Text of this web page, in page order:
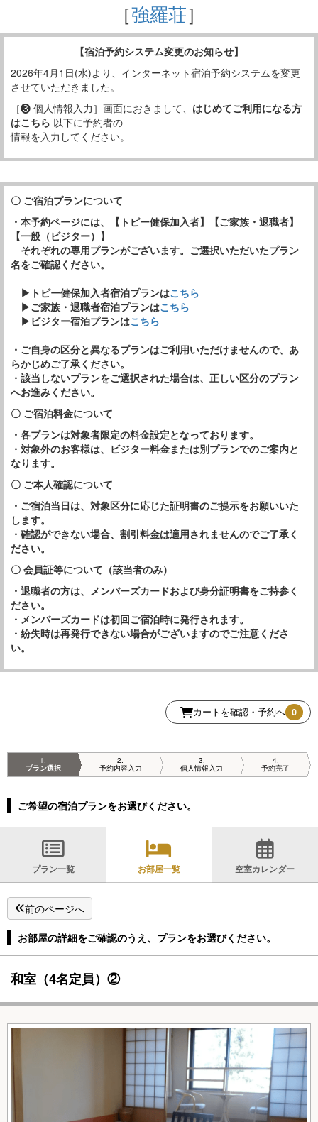
［強羅荘］
【宿泊予約システム変更のお知らせ】
2026年4月1日(水)より、インターネット宿泊予約システムを変更
させていただきました。
［❸ 個人情報入力］画面におきまして、 はじめてご利用になる方
はこちら 以下に予約者の
情報を入力してください。
〇 ご宿泊プランについて
・本予約ページには、【トピー健保加入者】【ご家族・退職者】
【一般（ビジター）】
それぞれの専用プランがございます。ご選択いただいたプラン
名をご確認ください。
▶トピー健保加入者宿泊プランはこちら
▶ご家族・退職者宿泊プランはこちら
▶ビジター宿泊プランはこちら
・ご自身の区分と異なるプランはご利用いただけませんので、あ
らかじめご了承ください。
・該当しないプランをご選択された場合は、正しい区分のプラン
へお進みください。
〇 ご宿泊料金について
・各プランは対象者限定の料金設定となっております。
・対象外のお客様は、ビジター料金または別プランでのご案内と
なります。
〇 ご本人確認について
・ご宿泊当日は、対象区分に応じた証明書のご提示をお願いいた
します。
・確認ができない場合、割引料金は適用されませんのでご了承く
ださい。
〇 会員証等について（該当者のみ）
・退職者の方は、メンバーズカードおよび身分証明書をご持参く
ださい。
・メンバーズカードは初回ご宿泊時に発行されます。
・紛失時は再発行できない場合がございますのでご注意くださ
い。
カートを確認・予約へ 0
1
プラン選択
2
予約内容入力
3
個人情報入力
4
予約完了
ご希望の宿泊プランをお選びください。
プラン一覧 お部屋一覧 空室カレンダー
前のページへ
お部屋の詳細をご確認のうえ、プランをお選びください。
和室（4名定員）②